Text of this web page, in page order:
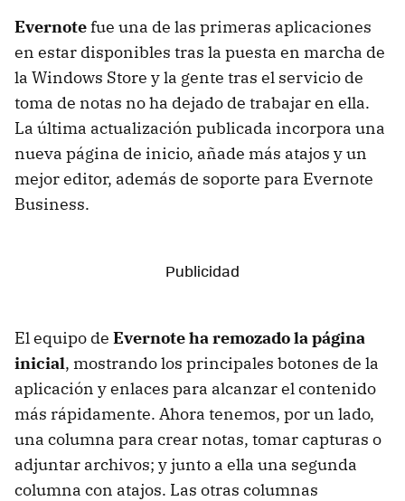
Evernotefue una de las primeras aplicaciones
en estar disponibles tras la puesta en marcha de
la Windows Store y la gente tras el servicio de
toma de notas no ha dejado de trabajar en ella.
La última actualización publicada incorpora una
nueva página de inicio, añade más atajos y un
mejor editor, además de soporte para Evernote
Business.
El equipo de Evernote ha remozado la página
inicial, mostrando los principales botones de la
aplicación y enlaces para alcanzar el contenido
más rápidamente. Ahora tenemos, por un lado,
una columna para crear notas, tomar capturas o
adjuntar archivos; y junto a ella una segunda
columna con atajos. Las otras columnas